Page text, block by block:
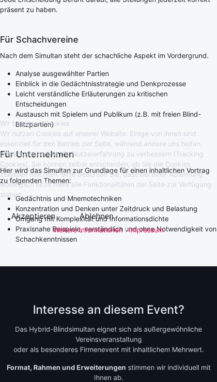
präsent zu haben.
Für Schachvereine
Nach dem Simultan steht der schachliche Aspekt im Vordergrund.
Analyse ausgewählter Partien
Einblick in die Gedächtnisstrategie und Denkprozesse
Leicht verständliche Erläuterungen zu kritischen
Entscheidungen
Austausch mit Spielern und Publikum (z.B. mit freien Blind-
Blitzpartien)
Für Unternehmen
Hier wird das Simultan zur Grundlage für einen inhaltlichen Vortrag
zu folgenden Themen:
Gedächtnis und Mnemotechniken
Konzentration und Denken unter Zeitdruck und Belastung
Umgang mit Komplexität und Informationsdichte
Praxisnahe Beispiele, verständlich und ohne Notwendigkeit von
Schachkenntnissen
Interesse an diesem Event?
Das Hybrid-Blindsimultan eignet sich als außergewöhnliche
Vereinsveranstaltung
oder als besonderes Firmenevent mit inhaltlichem Mehrwert.
Format, Rahmen und Erweiterungen stimmen wir individuell mit
Ihnen ab.
Wir benutzen Cookies
Wir nutzen Cookies auf unserer Website. Einige von ihnen sind
essenziell für den Betrieb der Seite, während andere uns helfen,
diese Website und die Nutzererfahrung zu verbessern (Tracking
Cookies). Sie können selbst entscheiden, ob Sie die Cookies
zulassen möchten. Bitte beachten Sie, dass bei einer Ablehnung
womöglich nicht mehr alle Funktionalitäten der Seite zur Verfügung
stehen.
Akzeptieren Ablehnen
Weitere Informationen|Impressum